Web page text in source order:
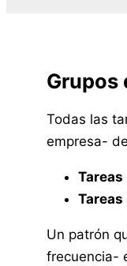
Grupos
Todas las
empresa-
Tareas
Tareas
Un patrón
frecuencia-